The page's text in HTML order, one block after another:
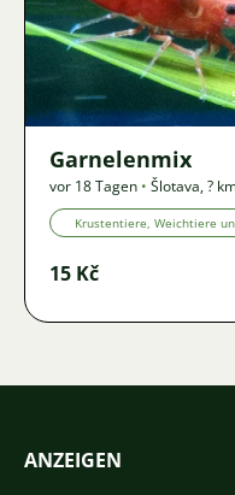
Garnelenmix
vor 18 Tagen • Šlotava,?
Krustentiere, Weichtiere
15 Kč
ANZEIGEN